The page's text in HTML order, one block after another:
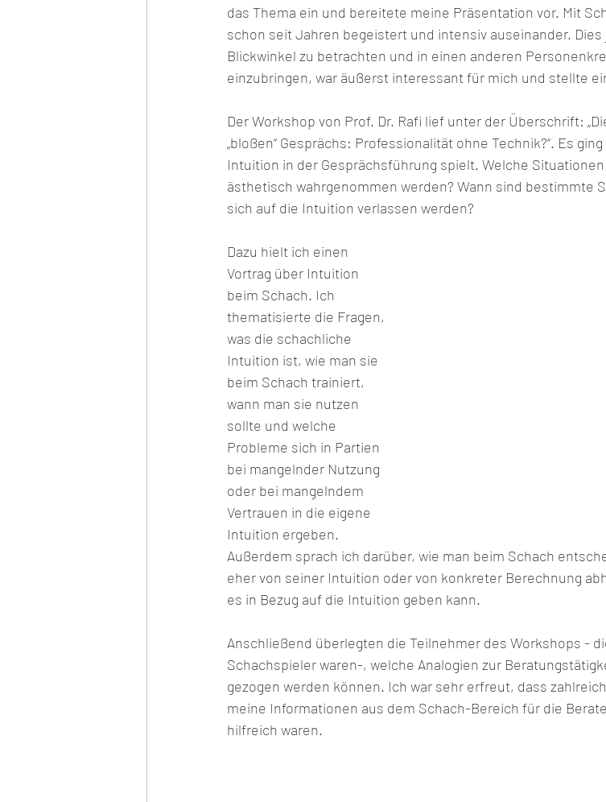
das Thema ein und bereitete meine Präsentation vor. Mit
schon seit Jahren begeistert und intensiv auseinander.
Blickwinkel zu betrachten und in einen anderen
einzubringen, war äußerst interessant für mich und stellte
Der Workshop von Prof. Dr. Rafi lief unter der Überschrift:
„bloßen“ Gesprächs: Professionalität ohne Technik?“. Es
Intuition in der Gesprächsführung spielt. Welche
ästhetisch wahrgenommen werden? Wann sind bestimmte
sich auf die Intuition verlassen werden?
Dazu hielt ich einen
Vortrag über Intuition
beim Schach. Ich
thematisierte die Fragen,
was die schachliche
Intuition ist, wie man sie
beim Schach trainiert,
wann man sie nutzen
sollte und welche
Probleme sich in Partien
bei mangelnder Nutzung
oder bei mangelndem
Vertrauen in die eigene
Intuition ergeben.
Außerdem sprach ich darüber, wie man beim Schach
eher von seiner Intuition oder von konkreter Berechnung
es in Bezug auf die Intuition geben kann.
Anschließend überlegten die Teilnehmer des Workshops -
Schachspieler waren-, welche Analogien zur
gezogen werden können. Ich war sehr erfreut, dass
meine Informationen aus dem Schach-Bereich für die
hilfreich waren.